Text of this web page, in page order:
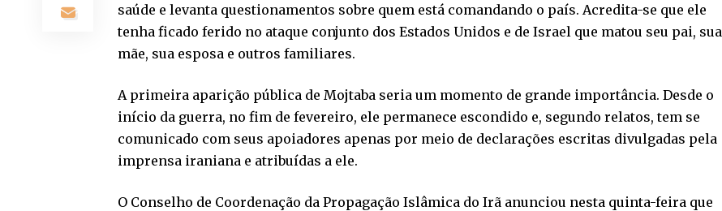
saúde e levanta questionamentos sobre quem está comandando o país. Acredita-se que ele
tenha ficado ferido no ataque conjunto dos Estados Unidos e de Israel que matou seu pai, sua
mãe, sua esposa e outros familiares.
A primeira aparição pública de Mojtaba seria um momento de grande importância. Desde o
início da guerra, no fim de fevereiro, ele permanece escondido e, segundo relatos, tem se
comunicado com seus apoiadores apenas por meio de declarações escritas divulgadas pela
imprensa iraniana e atribuídas a ele.
O Conselho de Coordenação da Propagação Islâmica do Irã anunciou nesta quinta-feira que